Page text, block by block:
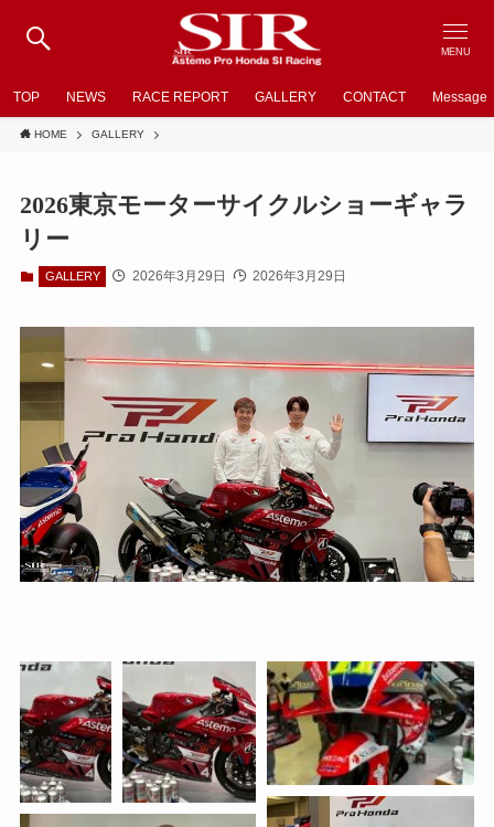
MENU
TOP NEWS RACE REPORT GALLERY CONTACT Message
HOME GALLERY
2026東京モーターサイクルショーギャラ
リー
GALLERY 2026年3月29日 2026年3月29日